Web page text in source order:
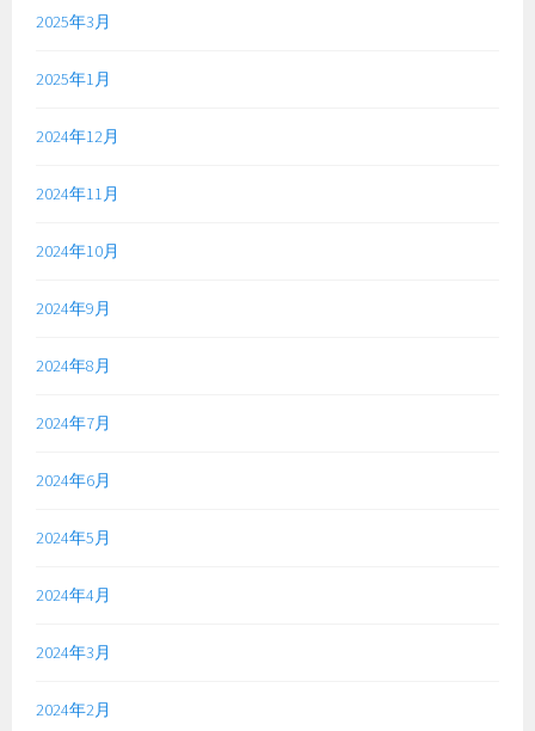
2025年3月
2025年1月
2024年12月
2024年11月
2024年10月
2024年9月
2024年8月
2024年7月
2024年6月
2024年5月
2024年4月
2024年3月
2024年2月